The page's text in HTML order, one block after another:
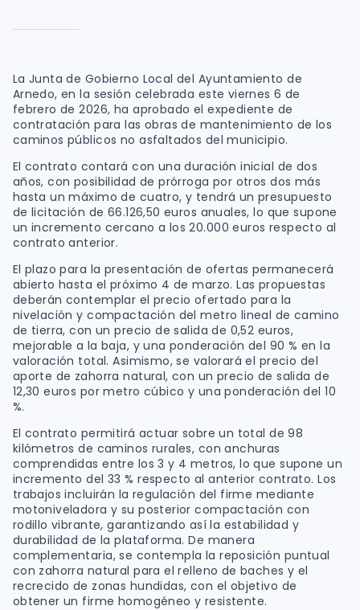
La Junta de Gobierno Local del Ayuntamiento de
Arnedo, en la sesión celebrada este viernes 6 de
febrero de 2026, ha aprobado el expediente de
contratación para las obras de mantenimiento de los
caminos públicos no asfaltados del municipio.
El contrato contará con una duración inicial de dos
años, con posibilidad de prórroga por otros dos más
hasta un máximo de cuatro, y tendrá un presupuesto
de licitación de 66.126,50 euros anuales, lo que supone
un incremento cercano a los 20.000 euros respecto al
contrato anterior.
El plazo para la presentación de ofertas permanecerá
abierto hasta el próximo 4 de marzo. Las propuestas
deberán contemplar el precio ofertado para la
nivelación y compactación del metro lineal de camino
de tierra, con un precio de salida de 0,52 euros,
mejorable a la baja, y una ponderación del 90 % en la
valoración total. Asimismo, se valorará el precio del
aporte de zahorra natural, con un precio de salida de
12,30 euros por metro cúbico y una ponderación del 10
%.
El contrato permitirá actuar sobre un total de 98
kilómetros de caminos rurales, con anchuras
comprendidas entre los 3 y 4 metros, lo que supone un
incremento del 33 % respecto al anterior contrato. Los
trabajos incluirán la regulación del firme mediante
motoniveladora y su posterior compactación con
rodillo vibrante, garantizando así la estabilidad y
durabilidad de la plataforma. De manera
complementaria, se contempla la reposición puntual
con zahorra natural para el relleno de baches y el
recrecido de zonas hundidas, con el objetivo de
obtener un firme homogéneo y resistente.